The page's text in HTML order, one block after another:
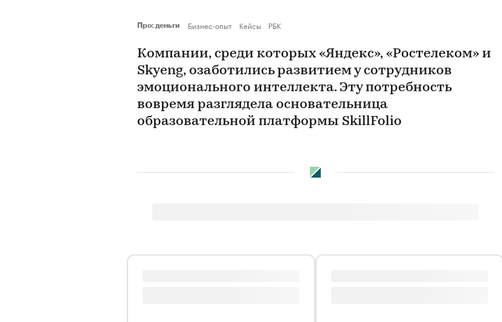
Про: деньги Бизнес-опыт Кейсы РБК
Компании, среди которых «Яндекс», «Ростелеком» и
Skyeng, озаботились развитием у сотрудников
эмоционального интеллекта. Эту потребность
вовремя разглядела основательница
образовательной платформы SkillFolio